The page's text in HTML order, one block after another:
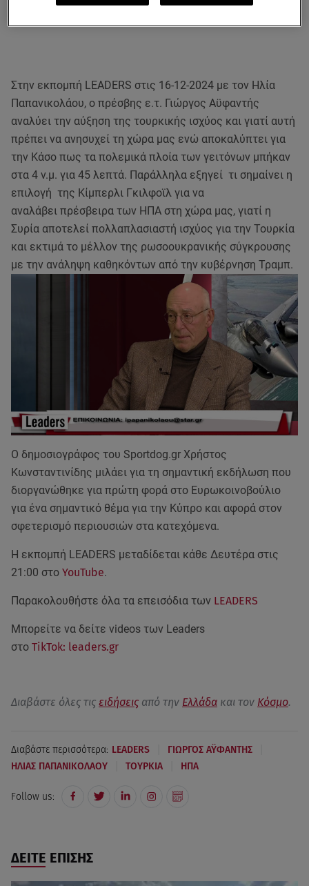
Στην εκπομπή LEADERS στις 16-12-2024 με τον Ηλία
Παπανικολάου, ο πρέσβης ε.τ. Γιώργος Αϋφαντής
αναλύει την αύξηση της τουρκικής ισχύος και γιατί αυτή
πρέπει να ανησυχεί τη χώρα μας ενώ αποκαλύπτει για
την Κάσο πως τα πολεμικά πλοία των γειτόνων μπήκαν
στα 4 ν.μ. για 45 λεπτά. Παράλληλα εξηγεί τι σημαίνει η
επιλογή της Κίμπερλι Γκιλφοϊλ για να
αναλάβει πρέσβειρα των ΗΠΑ στη χώρα μας, γιατί η
Συρία αποτελεί πολλαπλασιαστή ισχύος για την Τουρκία
και εκτιμά το μέλλον της ρωσοουκρανικής σύγκρουσης
με την ανάληψη καθηκόντων από την κυβέρνηση Τραμπ.
Ο δημοσιογράφος του Sportdog.gr Χρήστος
Κωνσταντινίδης μιλάει για τη σημαντική εκδήλωση που
διοργανώθηκε για πρώτη φορά στο Ευρωκοινοβούλιο
για ένα σημαντικό θέμα για την Κύπρο και αφορά στον
σφετερισμό περιουσιών στα κατεχόμενα.
Η εκπομπή LEADERS μεταδίδεται κάθε Δευτέρα στις
21:00 στο YouTube.
Παρακολουθήστε όλα τα επεισόδια των LEADERS
Μπορείτε να δείτε videos των Leaders
στο TikTok: leaders.gr
Διαβάστε όλες τις ειδήσεις από την Ελλάδα και τον Κόσμο.
Διαβάστε περισσότερα: LEADERS ΓΙΩΡΓΟΣ ΑΫΦΑΝΤΗΣ
ΗΛΙΑΣ ΠΑΠΑΝΙΚΟΛΑΟΥ ΤΟΥΡΚΙΑ ΗΠΑ
Follow us:
ΔΕΙΤΕ ΕΠΙΣΗΣ